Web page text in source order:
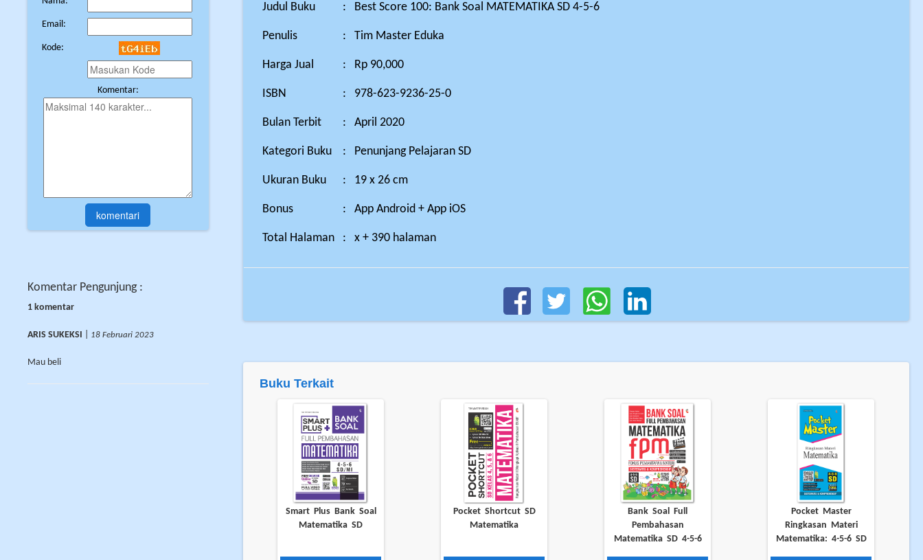
Email:
Kode:
Komentar:
Komentar Pengunjung :
1 komentar
ARIS SUKEKSI 18 Februari 2023
Mau beli
Judul Buku : Best Score 100: Bank Soal MATEMATIKA SD 4-5-6
Penulis : Tim Master Eduka
Harga Jual : Rp 90,000
ISBN : 978-623-9236-25-0
Bulan Terbit : April 2020
Kategori Buku : Penunjang Pelajaran SD
Ukuran Buku : 19 x 26 cm
Bonus : App Android + App iOS
Total Halaman : x + 390 halaman
Buku Terkait
Smart Plus Bank Soal
Matematika SD
Pocket Shortcut SD
Matematika
Bank Soal Full
Pembahasan
Matematika SD 4-5-6
Pocket Master
Ringkasan Materi
Matematika: 4-5-6 SD